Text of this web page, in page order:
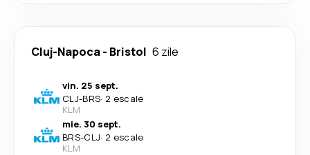
Cluj-Napoca- Bristol 6 zile
vin. 25 sept.
CLJ-BRS· 2 escale
KLM
mie. 30 sept.
BRS-CLJ· 2 escale
KLM